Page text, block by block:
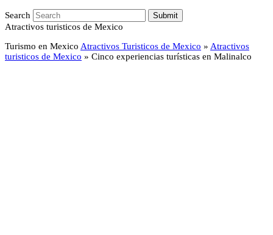
Search Submit
Atractivos turisticos de Mexico
Turismo en Mexico Atractivos Turisticos de Mexico » Atractivos
turisticos de Mexico » Cinco experiencias turísticas en Malinalco